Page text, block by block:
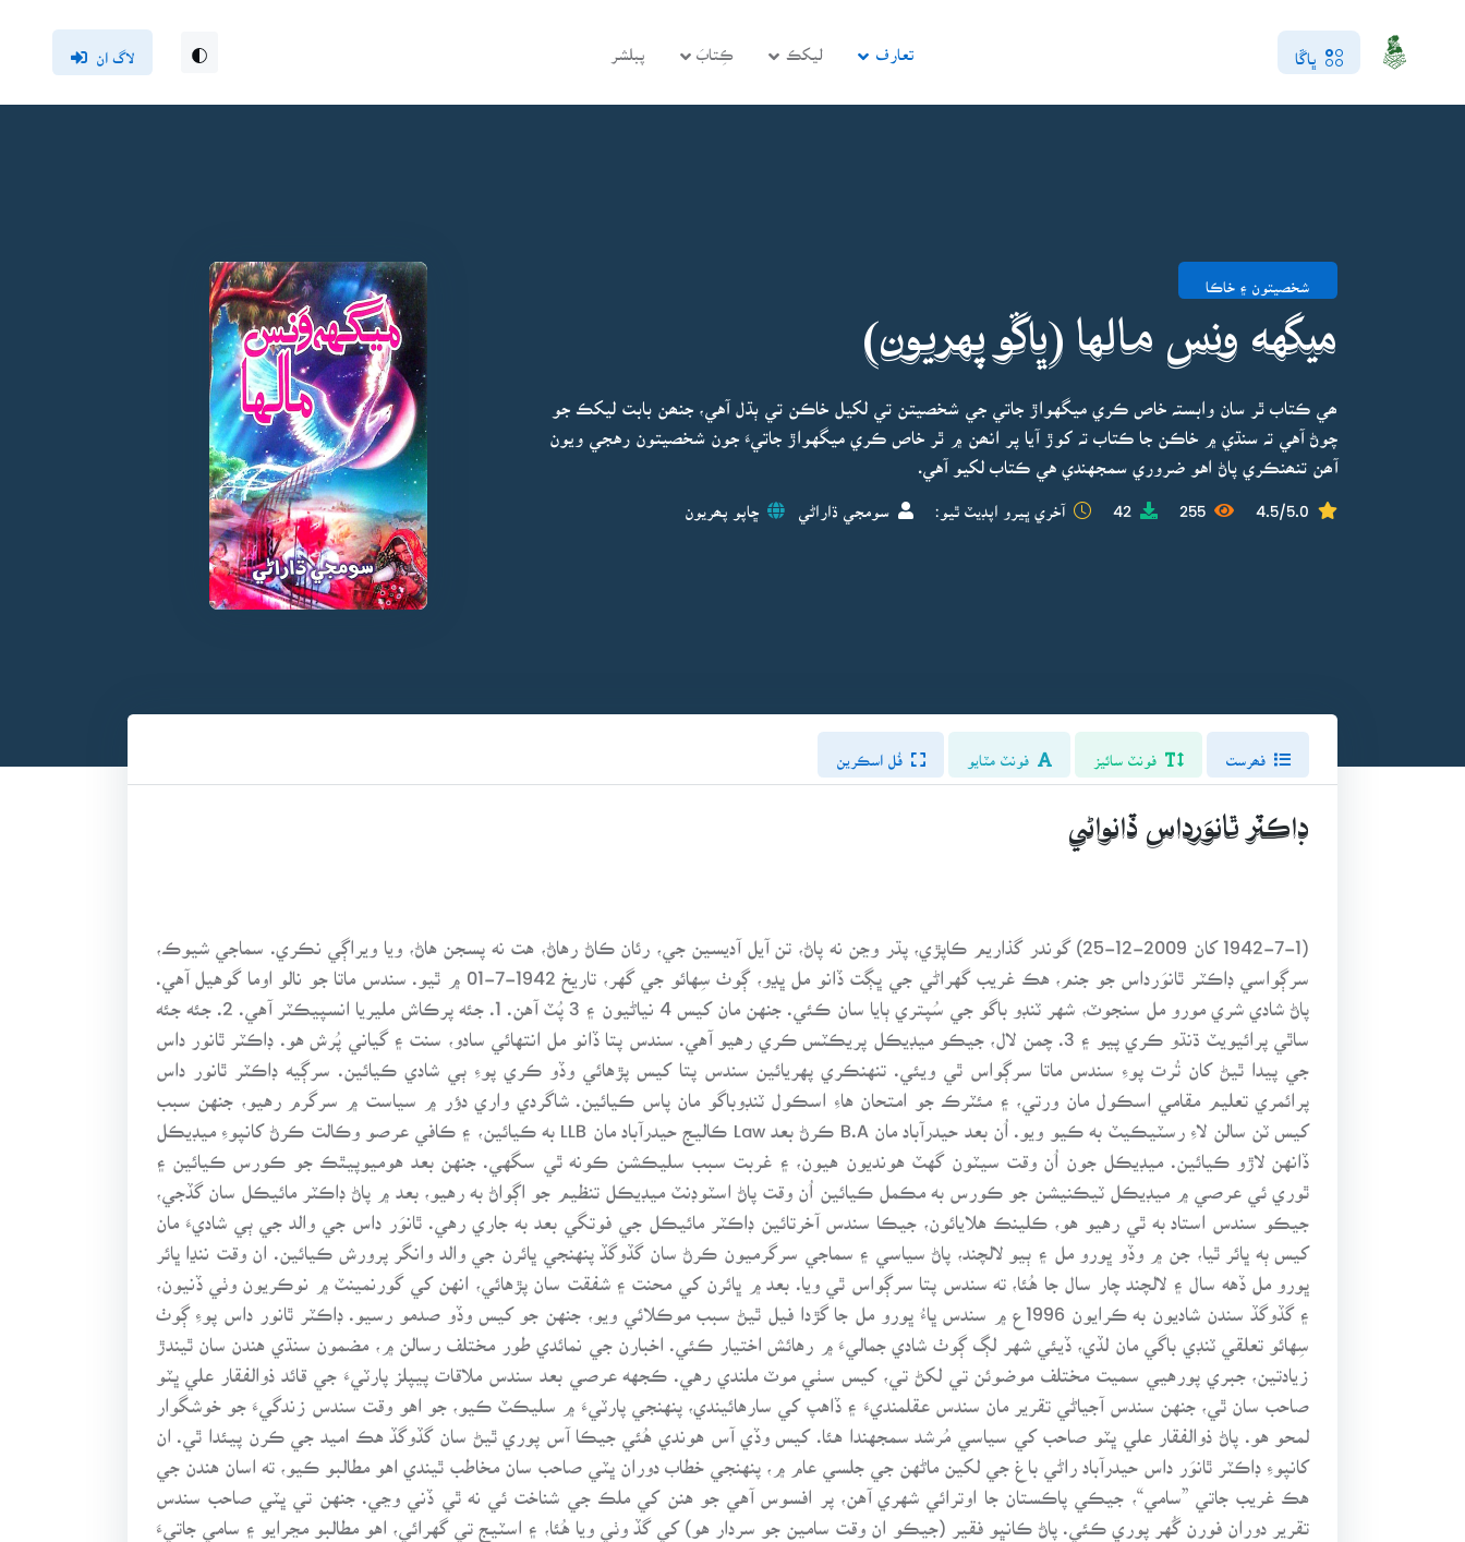
ڀاڱا تعارف ليکڪ ڪِتابَ پبلشر لاگ ان
شخصيتون ۽ خاڪا
ميگهه ونس مالها (ڀاڱو پهريون)
ھي ڪتاب ٿر سان وابستہ خاص ڪري ميگهواڙ جاتي جي شخصيتن تي لکيل خاڪن تي ٻڌل آهي، جنھن بابت ليکڪ جو
چوڻ آهي تہ سنڌي ۾ خاڪن جا ڪتاب تہ کوڙ آيا پر انھن ۾ ٿر خاص ڪري ميگهواڙ جاتيءَ جون شخصيتون رهجي ويون
آھن تنھنڪري پاڻ اهو ضروري سمجهندي هي ڪتاب لکيو آهي.
4.5/5.0
255
42 آخري ڀيرو اپڊيٽ ٿيو: سومجي ڌاراڻي ڇاپو پھريون
فونٽ سائيز فونٽ مٽايو فُل اسڪرين
ڊاڪٽر ٿانوَرداس ڏانواڻي
(1942-7-1 کان 2009-12-25) گوندر گذاريم ڪاپڙي، پڌر وڃن نه پاڻ، تن آيل آديسين جي، رئان ڪاڻ رهاڻ، هت نه پسجن هاڻ، ويا ويراڳي نڪري. سماجي شيوڪ،
سرڳواسي ڊاڪٽر ٿانوَرداس جو جنم، هڪ غريب گهراڻي جي ڀڳت ڏانو مل ڀڍو، ڳوٺ سِهائو جي گهر، تاريخ 1942-7-01 ۾ ٿيو. سندس ماتا جو نالو اوما گوهيل آهي.
ساٿي پرائيويٽ ڌنڌو ڪري پيو ۽ 3. چمن لال، جيڪو ميڊيڪل پريڪٽس ڪري رهيو آهي. سندس پتا ڏانو مل انتهائي سادو، سنت ۽ گياني پُرش هو. ڊاڪٽر ٿانور داس
جي پيدا ٿيڻ کان تُرت پوءِ سندس ماتا سرڳواس ٿي ويئي. تنهنڪري پهريائين سندس پتا کيس پڙهائي وڏو ڪري پوءِ ٻي شادي ڪيائين. سرڳيه ڊاڪٽر ٿانور داس
پرائمري تعليم مقامي اسڪول مان ورتي، ۽ مئٽرڪ جو امتحان هاءِ اسڪول ٽنڊوباگو مان پاس ڪيائين. شاگردي واري دؤر ۾ سياست ۾ سرگرم رهيو، جنهن سبب
کيس ٽن سالن لاءِ رسٽيڪيٽ به ڪيو ويو. اُن بعد حيدرآباد مان B.A ڪرڻ بعد Law ڪاليج حيدرآباد مان LLB به ڪيائين، ۽ ڪافي عرصو وڪالت ڪرڻ کانپوءِ ميڊيڪل
ڏانهن لاڙو ڪيائين. ميڊيڪل جون اُن وقت سيٽون گهٽ هونديون هيون، ۽ غربت سبب سليڪشن ڪونه ٿي سگهي. جنهن بعد هوميوپيٿڪ جو ڪورس ڪيائين ۽
ٿوري ئي عرصي ۾ ميڊيڪل ٽيڪنيشن جو ڪورس به مڪمل ڪيائين اُن وقت پاڻ اسٽوڊنٽ ميڊيڪل تنظيم جو اڳواڻ به رهيو، بعد ۾ پاڻ ڊاڪٽر مائيڪل سان گڏجي،
جيڪو سندس استاد به ٿي رهيو هو، ڪلينڪ هلايائون، جيڪا سندس آخرتائين ڊاڪٽر مائيڪل جي فوتگي بعد به جاري رهي. ٿانوَر داس جي والد جي ٻي شاديءَ مان
کيس ٻه ڀائر ٿيا، جن ۾ وڏو ڀورو مل ۽ ٻيو لالچند، پاڻ سياسي ۽ سماجي سرگرميون ڪرڻ سان گڏوگڏ پنهنجي ڀائرن جي والد وانگر پرورش ڪيائين. ان وقت ننڍا ڀائر
ڀورو مل ڏهه سال ۽ لالچند چار سال جا هُئا، ته سندس پتا سرڳواس ٿي ويا. بعد ۾ ڀائرن کي محنت ۽ شفقت سان پڙهائي، انهن کي گورنمينٽ ۾ نوڪريون وٺي ڏنيون،
۽ گڏوگڏ سندن شاديون به ڪرايون 1996ع ۾ سندس ڀاءُ ڀورو مل جا گڙدا فيل ٿيڻ سبب موڪلائي ويو، جنهن جو کيس وڏو صدمو رسيو. ڊاڪٽر ٿانور داس پوءِ ڳوٺ
سِهائو تعلقي ٽنڊي باگي مان لڏي، ڏيئي شهر لڳ ڳوٺ شادي جماليءَ ۾ رهائش اختيار ڪئي. اخبارن جي نمائدي طور مختلف رسالن ۾، مضمون سنڌي هندن سان ٿيندڙ
زيادتين، جبري پورهيي سميت مختلف موضوئن تي لکڻ تي، کيس سٺي موٽ ملندي رهي. ڪجهه عرصي بعد سندس ملاقات پيپلز پارٽيءَ جي قائد ذوالفقار علي ڀٽو
صاحب سان ٿي، جنهن سندس آجياڻي تقرير مان سندس عقلمنديءَ ۽ ڏاهپ کي سارهائيندي، پنهنجي پارٽيءَ ۾ سليڪٽ ڪيو، جو اهو وقت سندس زندگيءَ جو خوشگوار
لمحو هو. پاڻ ذوالفقار علي ڀٽو صاحب کي سياسي مُرشد سمجهندا هئا. کيس وڏي آس هوندي هُئي جيڪا آس پوري ٿيڻ سان گڏوگڏ هڪ اميد جي ڪرن پيئدا ٿي. ان
کانپوءِ ڊاڪٽر ٿانوَر داس حيدرآباد راڻي باغ جي لکين ماڻهن جي جلسي عام ۾، پنهنجي خطاب دوران ڀٽي صاحب سان مخاطب ٿيندي اهو مطالبو ڪيو، ته اسان هندن جي
هڪ غريب جاتي ”سامي“، جيڪي پاڪستان جا اوترائي شهري آهن، پر افسوس آهي جو هنن کي ملڪ جي شناخت ئي نه ٿي ڏني وڃي. جنهن تي ڀٽي صاحب سندس
تقرير دوران فورن گُهر پوري ڪئي. پاڻ ڪانڀو فقير (جيڪو ان وقت سامين جو سردار هو) کي گڏ وٺي ويا هُئا، ۽ اسٽيج تي گهرائي، اهو مطالبو مڃرايو ۽ سامي جاتيءَ